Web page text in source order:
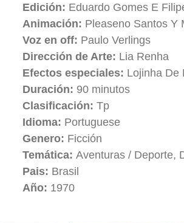
Edición: Eduardo Gomes E
Animación: Pleaseno Santos Y
Voz en off: Paulo Verlings
Dirección de Arte: Lia Renha
Efectos especiales: Lojinha De
Duración: 90 minutos
Clasificación:Tp
Idioma: Portuguese
Genero: Ficción
Temática:Aventuras / Deporte,
Pais: Brasil
Año: 1970